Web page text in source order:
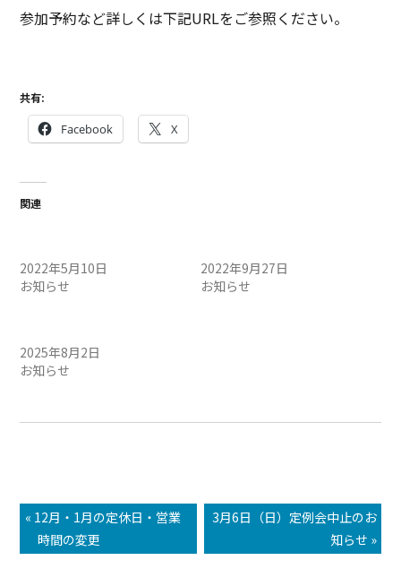
参加予約など詳しくは下記URLをご参照ください。
共有:
Facebook X
関連
2022年5月10日
お知らせ
2022年9月27日
お知らせ
2025年8月2日
お知らせ
« 12月・1月の定休日・営業
時間の変更
3月6日（日）定例会中止のお
知らせ »